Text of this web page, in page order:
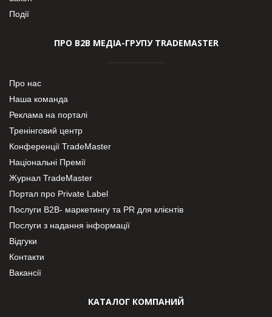
Події
ПРО В2В МЕДІА-ГРУПУ TRADEMASTER
Про нас
Наша команда
Реклама на порталі
Тренінговий центр
Конференції TradeMaster
Національні Премії
Журнал TradeMaster
Портал про Private Label
Послуги В2В- маркетингу та PR для клієнтів
Послуги з надання інформації
Відгуки
Контакти
Вакансії
КАТАЛОГ КОМПАНИЙ